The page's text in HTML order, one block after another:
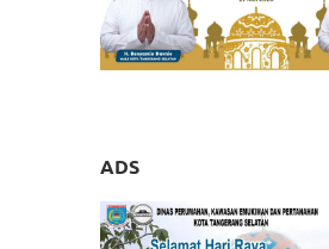
ADS